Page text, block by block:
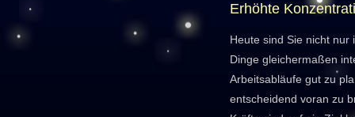
Erhöhte
Heute sind Sie nicht nur
Dinge gleichermaßen
Arbeitsabläufe gut zu
entscheidend voran zu